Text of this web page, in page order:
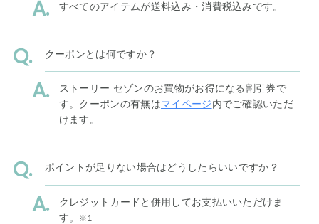
すべてのアイテムが送料込み・消費税込みです。
クーポンとは何ですか？
ストーリー セゾンのお買物がお得になる割引券で
す。クーポンの有無はマイページ内でご確認いただ
けます。
ポイントが足りない場合はどうしたらいいですか？
クレジットカードと併用してお支払いいただけま
す。
※1